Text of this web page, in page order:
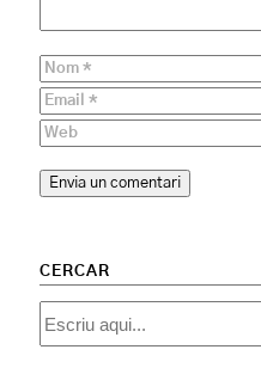
CERCAR
Cercar